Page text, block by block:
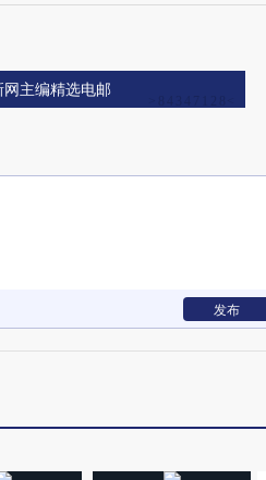
网主编精选电邮
发布